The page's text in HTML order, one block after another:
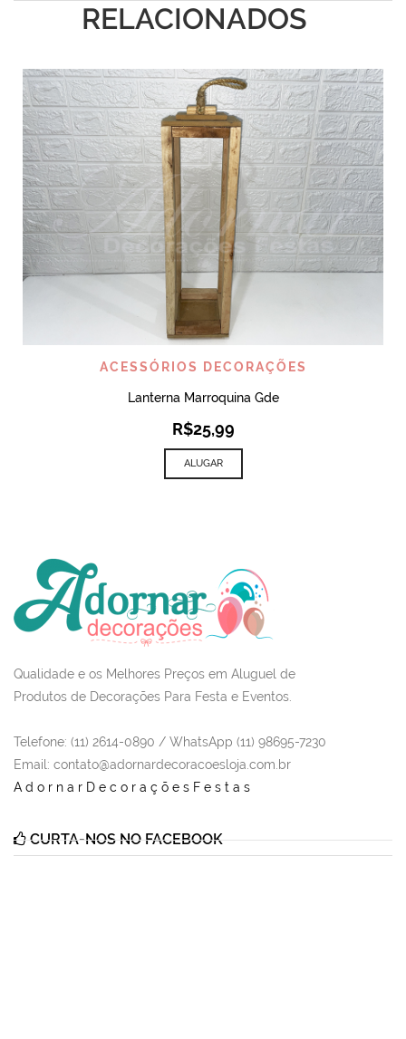
RELACIONADOS
ACESSÓRIOS DECORAÇÕES
Lanterna Marroquina Gde
R$25,99
ALUGAR
Qualidade e os Melhores Preços em Aluguel de
Produtos de Decorações Para Festa e Eventos.
Telefone: (11) 2614-0890 / WhatsApp (11) 98695-7230
Email : contato@adornardecoracoesloja.com.br
AdornarDecoraçõesFestas
CURTA-NOS NO FACEBOOK